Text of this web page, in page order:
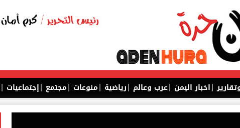
|اخبار اليمن |عرب وعالم |رياضية |منوعات |مجتمع |إجتماعيات |